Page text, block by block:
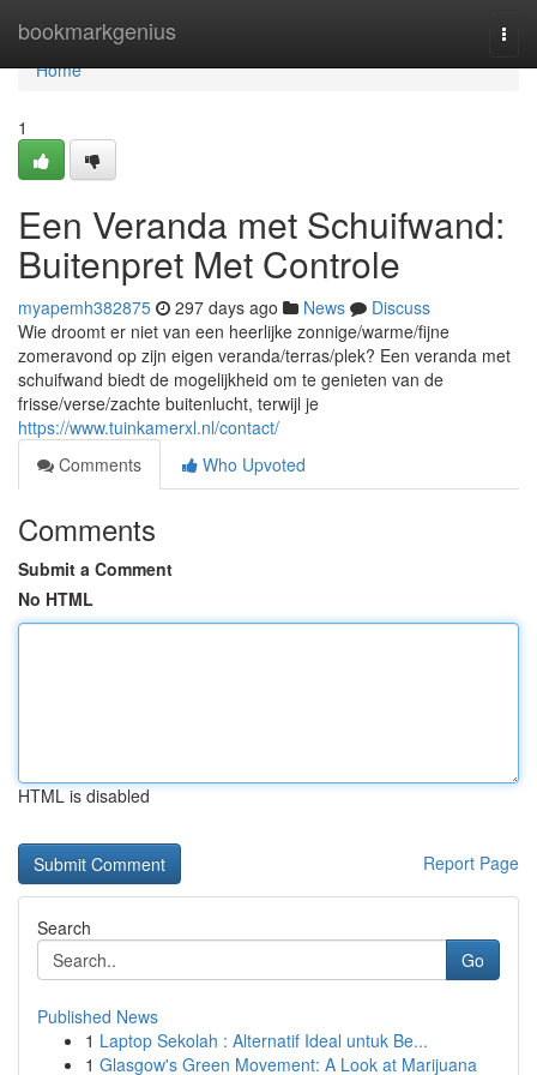
bookmarkgenius
Home
Home
1
Een Veranda met Schuifwand:
Buitenpret Met Controle
myapemh382875 297 days ago News
Discuss
Wie droomt er niet van een heerlijke zonnige/warme/fijne
zomeravond op zijn eigen veranda/terras/plek? Een veranda met
schuifwand biedt de mogelijkheid om te genieten van de
frisse/verse/zachte buitenlucht, terwijl je
https://www.tuinkamerxl.nl/contact/
Comments
Who Upvoted
Comments
Submit a Comment
No HTML
HTML is disabled
Report Page
Search
Go
Published News
1 Laptop Sekolah : Alternatif Ideal untuk Be...
1 Glasgow's Green Movement: A Look at Marijuana